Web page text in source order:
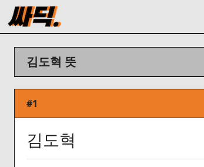
김도혁 뜻
#1
김도혁